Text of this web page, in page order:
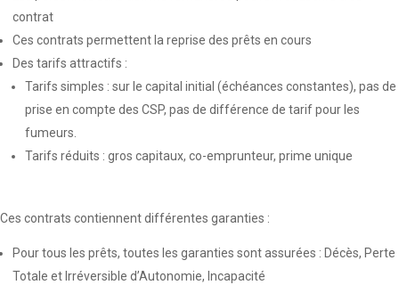
contrat
Ces contrats permettent la reprise des prêts en cours
Des tarifs attractifs :
Tarifs simples : sur le capital initial (échéances constantes), pas de
prise en compte des CSP, pas de différence de tarif pour les
fumeurs.
Tarifs réduits : gros capitaux, co-emprunteur, prime unique
Ces contrats contiennent différentes garanties :
Pour tous les prêts, toutes les garanties sont assurées : Décès, Perte
Totale et Irréversible d’Autonomie, Incapacité